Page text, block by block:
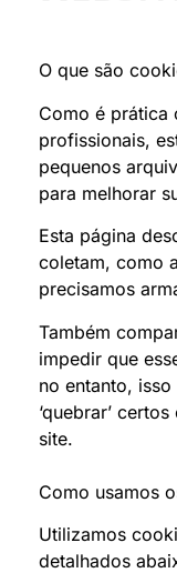
O que são
Como é prática
profissionais,
pequenos
para melhorar
Esta página
coletam, como
precisamos
Também
impedir que
no entanto,
‘quebrar’
site.
Como usamos
Utilizamos
detalhados